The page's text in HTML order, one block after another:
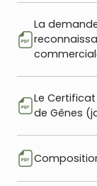
La
Le
de Gênes